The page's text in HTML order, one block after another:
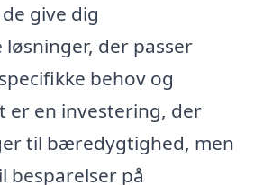
give dig
der passer
behov og
er en investering, der
til bæredygtighed, men
besparelser på